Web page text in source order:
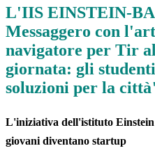
L'IIS EINSTEIN-
Messaggero con
navigatore per Tir
giornata: gli
soluzioni per la
L'iniziativa dell'istituto Einstein
giovani diventano startup